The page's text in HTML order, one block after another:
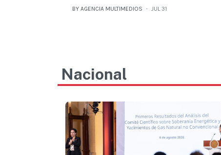
BY AGENCIA MULTIMEDIOS JUL 31
Nacional